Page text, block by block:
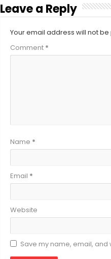
Leave a Reply
Your email address will not
Comment *
Name *
Email *
Website
Save my name, email,